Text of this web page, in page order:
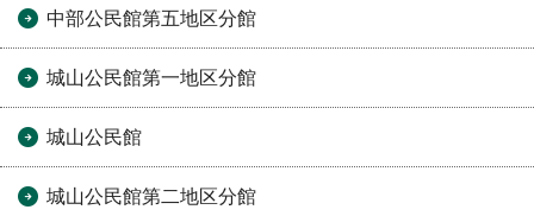
中部公民館第五地区分館
城山公民館第一地区分館
城山公民館
城山公民館第二地区分館